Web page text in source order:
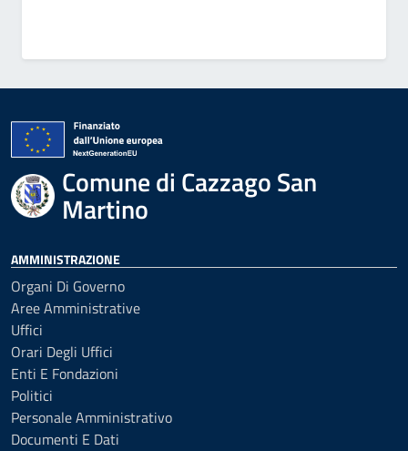
Comune di Cazzago San
Martino
AMMINISTRAZIONE
Organi Di Governo
Aree Amministrative
Uffici
Orari Degli Uffici
Enti E Fondazioni
Politici
Personale Amministrativo
Documenti E Dati